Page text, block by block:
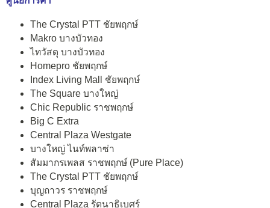
The Crystal PTT ชัยพฤกษ์
Makro บางบัวทอง
ไทวัสดุ บางบัวทอง
Homepro ชัยพฤกษ์
Index Living Mall ชัยพฤกษ์
The Square บางใหญ่
Chic Republic ราชพฤกษ์
Big C Extra
Central Plaza Westgate
บางใหญ่ ไนท์พลาซ่า
สัมมากรเพลส ราชพฤกษ์ (Pure Place)
The Crystal PTT ชัยพฤกษ์
บุญถาวร ราชพฤกษ์
Central Plaza รัตนาธิเบศร์